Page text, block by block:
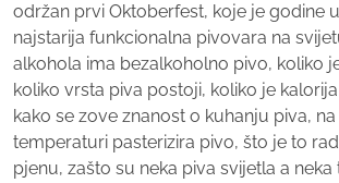
održan prvi Oktoberfest, koje je godine
najstarija funkcionalna pivovara na
alkohola ima bezalkoholno pivo, koliko
koliko vrsta piva postoji, koliko je
kako se zove znanost o kuhanju piva,
temperaturi pasterizira pivo, što je to
pjenu, zašto su neka piva svijetla a